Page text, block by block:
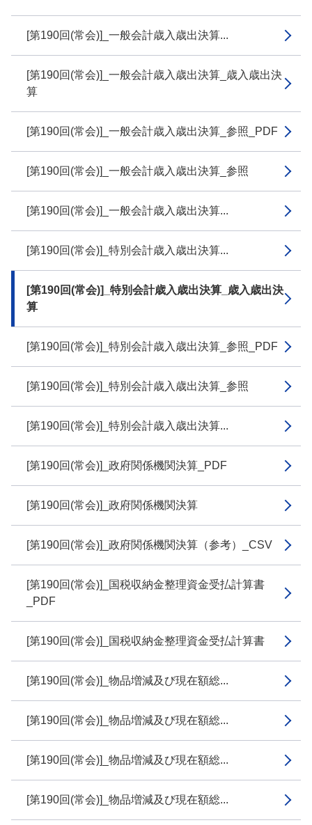
[第190回(常会)]_一般会計歳入歳出決算...
[第190回(常会)]_一般会計歳入歳出決算_歳入歳出決
算
[第190回(常会)]_一般会計歳入歳出決算_参照_PDF
[第190回(常会)]_一般会計歳入歳出決算_参照
[第190回(常会)]_一般会計歳入歳出決算...
[第190回(常会)]_特別会計歳入歳出決算...
[第190回(常会)]_特別会計歳入歳出決算_歳入歳出決
算
[第190回(常会)]_特別会計歳入歳出決算_参照_PDF
[第190回(常会)]_特別会計歳入歳出決算_参照
[第190回(常会)]_特別会計歳入歳出決算...
[第190回(常会)]_政府関係機関決算_PDF
[第190回(常会)]_政府関係機関決算
[第190回(常会)]_政府関係機関決算（参考）_CSV
[第190回(常会)]_国税収納金整理資金受払計算書
_PDF
[第190回(常会)]_国税収納金整理資金受払計算書
[第190回(常会)]_物品増減及び現在額総...
[第190回(常会)]_物品増減及び現在額総...
[第190回(常会)]_物品増減及び現在額総...
[第190回(常会)]_物品増減及び現在額総...